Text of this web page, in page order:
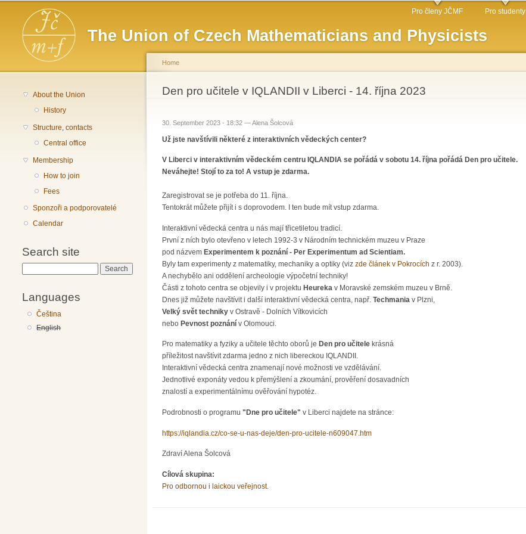
The Union of Czech Mathematicians and Physicists
Main menu Pro členy JČMF Pro studenty
About the Union
History
Structure, contacts
Central office
Membership
How to join
Fees
Sponzoři a podporovatelé
Calendar
Search site
Languages
Čeština
English
You are here
Home
Den pro učitele v IQLANDII v Liberci - 14. října 2023
30. September 2023 - 18:32 —Alena Šolcová
Už jste navštívili některé z interaktivních vědeckých center?
V Liberci v interaktivním vědeckém centru IQLANDIA se pořádá v sobotu 14. října pořádá Den pro učitele.
Neváhejte! Stojí to za to! A vstup je zdarma.
Zaregistrovat se je potřeba do 11. října.
Tentokrát můžete přijít i s doprovodem. I ten bude mít vstup zdarma.
Interaktivní vědecká centra u nás mají třicetiletou tradicí.
První z ních bylo otevřeno v letech 1992-3 v Národním technickém muzeu v Praze
pod názvem Experimentem k poznání - Per Experimentum ad Scientiam.
Byly tam experimenty z matematiky, mechaniky a optiky (viz zde článek v Pokrocích z r. 2003).
A nechybělo ani oddělení archeologie výpočetní techniky!
Části z tohoto centra se objevily i v projektu Heureka v Moravské zemském muzeu v Brně.
Dnes již můžete navštívit i další interaktivní vědecká centra, např. Techmania v Plzni,
Velký svět techniky v Ostravě - Dolních Vítkovicích
nebo Pevnost poznání v Olomouci.
Pro matematiky a fyziky a učitele těchto oborů je Den pro učitele krásná
příležitost navštívit zdarma jedno z nich libereckou IQLANDII.
Interaktivní vědecká centra znamenají nové možnosti ve vzdělávání.
Jednotlivé exponáty vedou k přemýšlení a zkoumání, prověření dosavadních
znalostí a experimentálnímu ověřování hypotéz.
Podrobnosti o programu "Dne pro učitele" v Liberci najdete na stránce:
https://iqlandia.cz/co-se-u-nas-deje/den-pro-ucitele-n609047.htm
Zdraví Alena Šolcová
Cílová skupina:
Pro odbornou i laickou veřejnost.